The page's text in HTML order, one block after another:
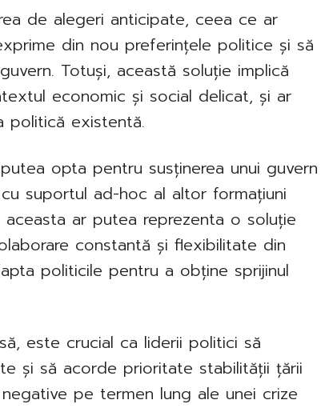
de alegeri anticipate, ceea ce ar
din nou preferințele politice și să
Totuși, această soluție implică
economic și social delicat, și ar
politică existentă.
opta pentru susținerea unui guvern
suportul ad-hoc al altor formațiuni
ar putea reprezenta o soluție
constantă și flexibilitate din
politicile pentru a obține sprijinul
este crucial ca liderii politici să
și să acorde prioritate stabilității țării
pe termen lung ale unei crize